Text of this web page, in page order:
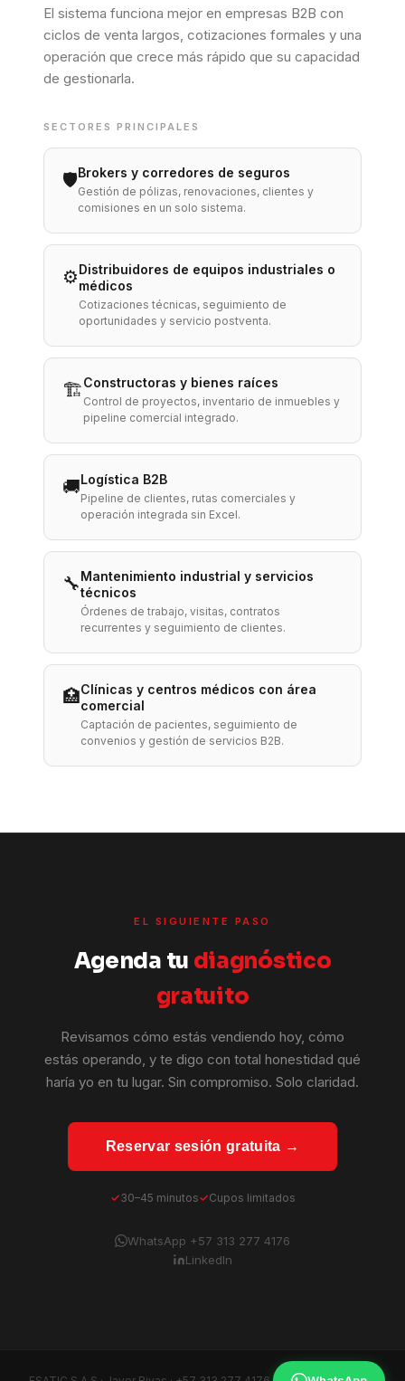
El sistema funciona mejor en empresas B2B con
ciclos de venta largos, cotizaciones formales y una
operación que crece más rápido que su capacidad
de gestionarla.
SECTORES PRINCIPALES
🛡️Brokers y corredores de seguros
Gestión de pólizas, renovaciones, clientes y
comisiones en un solo sistema.
⚙️Distribuidores de equipos industriales o
médicos
Cotizaciones técnicas, seguimiento de
oportunidades y servicio postventa.
🏗️Constructoras y bienes raíces
Control de proyectos, inventario de inmuebles y
pipeline comercial integrado.
🚚Logística B2B
Pipeline de clientes, rutas comerciales y
operación integrada sin Excel.
🔧Mantenimiento industrial y servicios
técnicos
Órdenes de trabajo, visitas, contratos
recurrentes y seguimiento de clientes.
🏥Clínicas y centros médicos con área
comercial
Captación de pacientes, seguimiento de
convenios y gestión de servicios B2B.
EL SIGUIENTE PASO
Agenda tu diagnóstico
gratuito
Revisamos cómo estás vendiendo hoy, cómo
estás operando, y te digo con total honestidad qué
haría yo en tu lugar. Sin compromiso. Solo claridad.
Reservar sesión gratuita →
30–45 minutos Cupos limitados
WhatsApp +57 313 277 4176
LinkedIn